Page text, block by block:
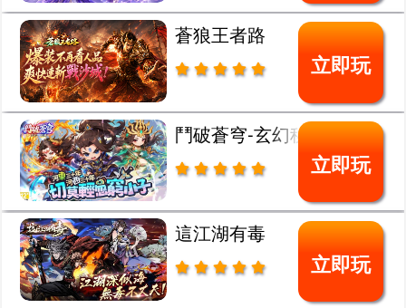
蒼狼王者路
立即玩
鬥破蒼穹-玄幻秘藏
立即玩
這江湖有毒
立即玩